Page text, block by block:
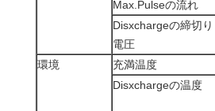
Max.Pulseの流れ
Disxchargeの締切り
電圧
環境 充満温度
Disxchargeの温度